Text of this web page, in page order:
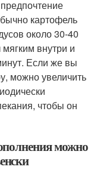
картофель
около 30-40
внутри и
Если же вы
можно увеличить
чтобы он
можно